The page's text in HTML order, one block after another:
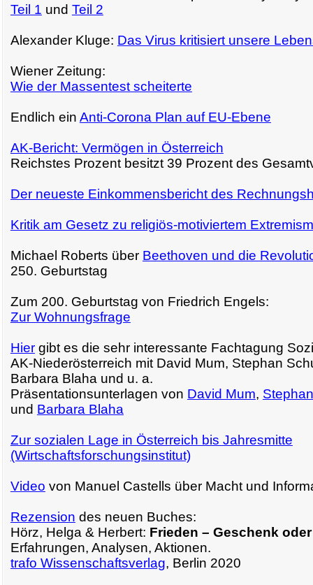
Teil 1 und Teil 2
Alexander Kluge: Das Virus kritisiert unsere
Wiener Zeitung:
Wie der Massentest scheiterte
Endlich ein Anti-Corona Plan auf EU-Ebene
AK-Bericht: Vermögen in Österreich
Reichstes Prozent besitzt 39 Prozent des
Der neueste Einkommensbericht des
Kritik am Gesetz zu religiös-motiviertem
Michael Roberts über Beethoven und die
250. Geburtstag
Zum 200. Geburtstag von Friedrich Engels:
Zur Wohnungsfrage
Hiergibt es die sehr interessante Fachtagung
AK-Niederösterreich mit David Mum, Stephan
Barbara Blaha und u. a.
Präsentationsunterlagen von David Mum,
und Barbara Blaha
Zur sozialen Lage in Österreich bis Jahresmitte
(Wirtschaftsforschungsinstitut)
Video von Manuel Castells über Macht und
Rezension des neuen Buches:
Hörz, Helga & Herbert: Frieden – Geschenk
Erfahrungen, Analysen, Aktionen.
trafo Wissenschaftsverlag, Berlin 2020